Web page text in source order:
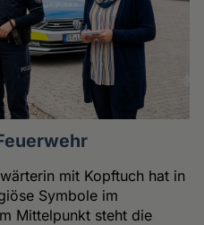
mit Kopftuch hat in
Symbole im
Mittelpunkt steht die